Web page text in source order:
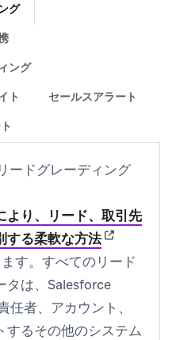
グ
ング
ト セールスアラート
ードグレーディング
より、リード、取引先
する柔軟な方法(opens in
す。すべてのリード
タは、Salesforce
任者、アカウント、
するその他のシステム